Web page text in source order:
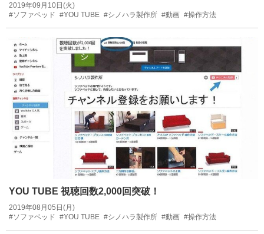
2019年09月10日(火)
#ソファベッド #YOU TUBE #シノハラ製作所 #動画 #操作方法
YOU TUBE 視聴回数2,000回突破！
2019年08月05日(月)
#ソファベッド #YOU TUBE #シノハラ製作所 #動画 #操作方法